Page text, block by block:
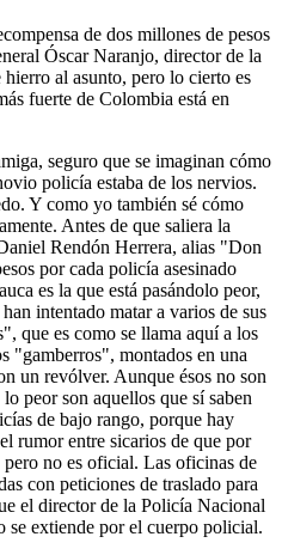
de dos millones de pesos
Óscar Naranjo, director de la
al asunto, pero lo cierto es
fuerte de Colombia está en
seguro que se imaginan cómo
policía estaba de los nervios.
Y como yo también sé cómo
Antes de que saliera la
Rendón Herrera, alias "Don
por cada policía asesinado
es la que está pasándolo peor,
intentado matar a varios de sus
que es como se llama aquí a los
"gamberros", montados en una
un revólver. Aunque ésos no son
peor son aquellos que sí saben
de bajo rango, porque hay
rumor entre sicarios de que por
no es oficial. Las oficinas de
con peticiones de traslado para
el director de la Policía Nacional
se extiende por el cuerpo policial.